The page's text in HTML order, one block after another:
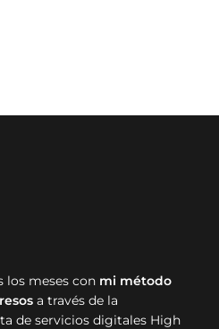
los meses con mi método
a través de la
de servicios digitales High